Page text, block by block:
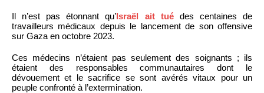
Il n’est pas étonnant qu’Israël ait tuédes centaines de
travailleurs médicaux depuis le lancement de son offensive
sur Gaza en octobre 2023.
Ces médecins n’étaient pas seulement des soignants ; ils
étaient des responsables communautaires dont le
dévouement et le sacrifice se sont avérés vitaux pour un
peuple confronté à l’extermination.